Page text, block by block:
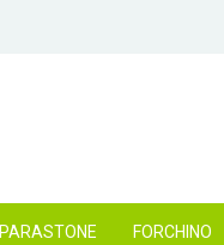
PARASTONE FORCHINO